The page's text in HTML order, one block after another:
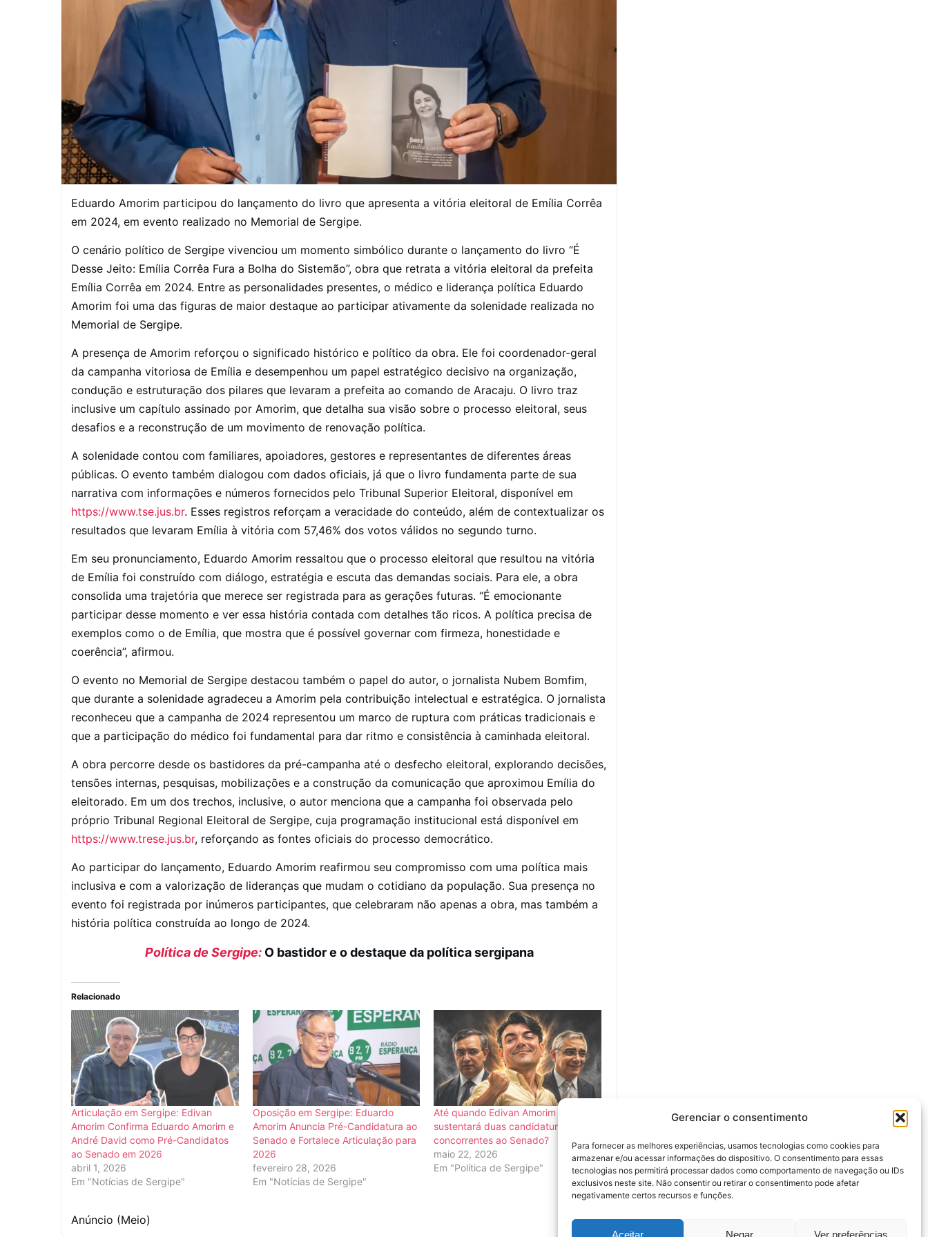
Gerenciar o consentimento
Para fornecer as melhores experiências, usamos tecnologias como cookies para
armazenar e/ou acessar informações do dispositivo. O consentimento para essas
tecnologias nos permitirá processar dados como comportamento de navegação ou IDs
exclusivos neste site. Não consentir ou retirar o consentimento pode afetar
negativamente certos recursos e funções.
Aceitar Negar Ver preferências
Eduardo Amorim participou do lançamento do livro que apresenta a vitória eleitoral de Emília Corrêa
em 2024, em evento realizado no Memorial de Sergipe.
O cenário político de Sergipe vivenciou um momento simbólico durante o lançamento do livro “É
Desse Jeito: Emília Corrêa Fura a Bolha do Sistemão”, obra que retrata a vitória eleitoral da prefeita
Emília Corrêa em 2024. Entre as personalidades presentes, o médico e liderança política Eduardo
Amorim foi uma das figuras de maior destaque ao participar ativamente da solenidade realizada no
Memorial de Sergipe.
A presença de Amorim reforçou o significado histórico e político da obra. Ele foi coordenador-geral
da campanha vitoriosa de Emília e desempenhou um papel estratégico decisivo na organização,
condução e estruturação dos pilares que levaram a prefeita ao comando de Aracaju. O livro traz
inclusive um capítulo assinado por Amorim, que detalha sua visão sobre o processo eleitoral, seus
desafios e a reconstrução de um movimento de renovação política.
A solenidade contou com familiares, apoiadores, gestores e representantes de diferentes áreas
públicas. O evento também dialogou com dados oficiais, já que o livro fundamenta parte de sua
narrativa com informações e números fornecidos pelo Tribunal Superior Eleitoral, disponível em
https://www.tse.jus.br. Esses registros reforçam a veracidade do conteúdo, além de contextualizar os
resultados que levaram Emília à vitória com 57,46% dos votos válidos no segundo turno.
Em seu pronunciamento, Eduardo Amorim ressaltou que o processo eleitoral que resultou na vitória
de Emília foi construído com diálogo, estratégia e escuta das demandas sociais. Para ele, a obra
consolida uma trajetória que merece ser registrada para as gerações futuras. “É emocionante
participar desse momento e ver essa história contada com detalhes tão ricos. A política precisa de
exemplos como o de Emília, que mostra que é possível governar com firmeza, honestidade e
coerência”, afirmou.
O evento no Memorial de Sergipe destacou também o papel do autor, o jornalista Nubem Bomfim,
que durante a solenidade agradeceu a Amorim pela contribuição intelectual e estratégica. O jornalista
reconheceu que a campanha de 2024 representou um marco de ruptura com práticas tradicionais e
que a participação do médico foi fundamental para dar ritmo e consistência à caminhada eleitoral.
A obra percorre desde os bastidores da pré-campanha até o desfecho eleitoral, explorando decisões,
tensões internas, pesquisas, mobilizações e a construção da comunicação que aproximou Emília do
eleitorado. Em um dos trechos, inclusive, o autor menciona que a campanha foi observada pelo
próprio Tribunal Regional Eleitoral de Sergipe, cuja programação institucional está disponível em
https://www.trese.jus.br, reforçando as fontes oficiais do processo democrático.
Ao participar do lançamento, Eduardo Amorim reafirmou seu compromisso com uma política mais
inclusiva e com a valorização de lideranças que mudam o cotidiano da população. Sua presença no
evento foi registrada por inúmeros participantes, que celebraram não apenas a obra, mas também a
história política construída ao longo de 2024.
Política de Sergipe: O bastidor e o destaque da política sergipana
Relacionado
Articulação em Sergipe: Edivan
Amorim Confirma Eduardo Amorim e
André David como Pré-Candidatos
ao Senado em 2026
abril 1, 2026
Em "Notícias de Sergipe"
Oposição em Sergipe: Eduardo
Amorim Anuncia Pré-Candidatura ao
Senado e Fortalece Articulação para
2026
fevereiro 28, 2026
Em "Notícias de Sergipe"
Até quando Edivan Amorim
sustentará duas candidaturas
concorrentes ao Senado?
maio 22, 2026
Em "Política de Sergipe"
Anúncio (Meio)